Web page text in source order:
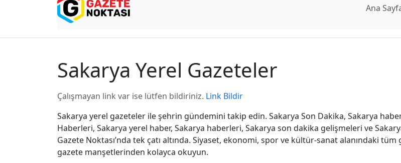
Ana
Sakarya Yerel Gazeteler
Çalışmayan link var ise lütfen bildiriniz. Link Bildir
Sakarya yerel gazeteler ile şehrin gündemini takip edin. Sakarya Son Dakika, Sakarya
Haberleri, Sakarya yerel haber, Sakarya haberleri, Sakarya son dakika gelişmeleri ve
Gazete Noktası’nda tek çatı altında. Siyaset, ekonomi, spor ve kültür-sanat alanındaki
gazete manşetlerinden kolayca okuyun.